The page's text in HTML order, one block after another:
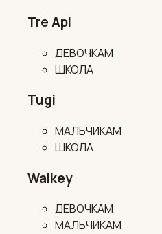
Tre Api
ДЕВОЧКАМ
ШКОЛА
Tugi
МАЛЬЧИКАМ
ШКОЛА
Walkey
ДЕВОЧКАМ
МАЛЬЧИКАМ